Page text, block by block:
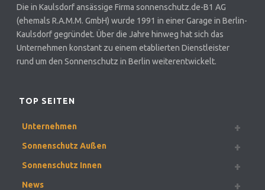
Die in Kaulsdorf ansässige Firma sonnenschutz.de-B1 AG
(ehemals R.A.M.M. GmbH) wurde 1991 in einer Garage in Berlin-
Kaulsdorf gegründet. Über die Jahre hinweg hat sich das
Unternehmen konstant zu einem etablierten Dienstleister
rund um den Sonnenschutz in Berlin weiterentwickelt.
TOP SEITEN
Unternehmen
Sonnenschutz Außen
Sonnenschutz Innen
News